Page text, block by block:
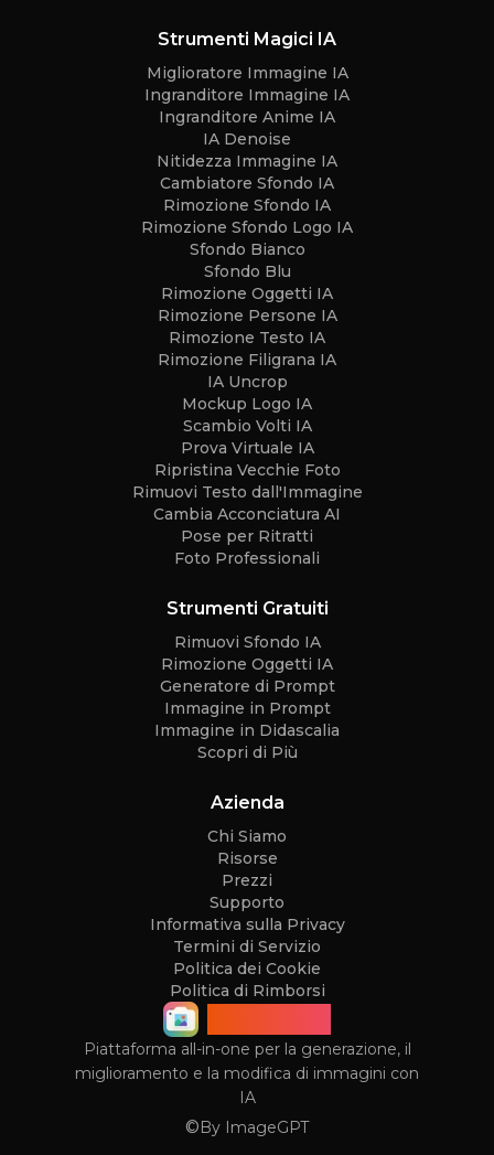
Strumenti Magici IA
Miglioratore Immagine IA
Ingranditore Immagine IA
Ingranditore Anime IA
IA Denoise
Nitidezza Immagine IA
Cambiatore Sfondo IA
Rimozione Sfondo IA
Rimozione Sfondo Logo IA
Sfondo Bianco
Sfondo Blu
Rimozione Oggetti IA
Rimozione Persone IA
Rimozione Testo IA
Rimozione Filigrana IA
IA Uncrop
Mockup Logo IA
Scambio Volti IA
Prova Virtuale IA
Ripristina Vecchie Foto
Rimuovi Testo dall'Immagine
Cambia Acconciatura AI
Pose per Ritratti
Foto Professionali
Strumenti Gratuiti
Rimuovi Sfondo IA
Rimozione Oggetti IA
Generatore di Prompt
Immagine in Prompt
Immagine in Didascalia
Scopri di Più
Azienda
Chi Siamo
Risorse
Prezzi
Supporto
Informativa sulla Privacy
Termini di Servizio
Politica dei Cookie
Politica di Rimborsi
Piattaforma all-in-one per la generazione, il
miglioramento e la modifica di immagini con
IA
©By ImageGPT